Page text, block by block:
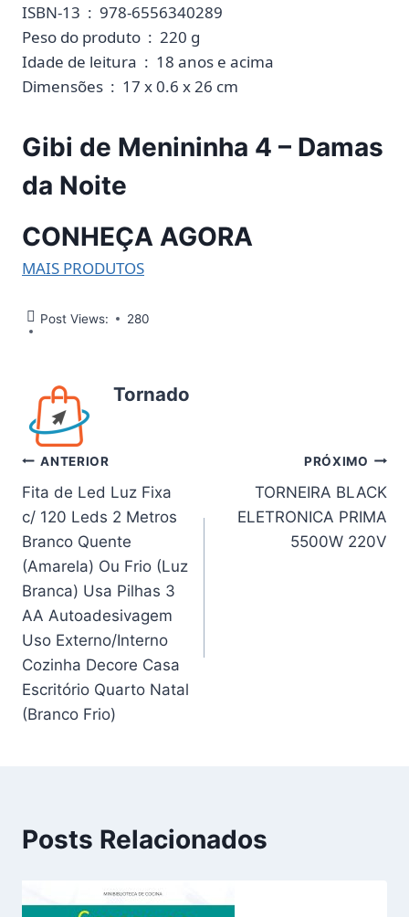
ISBN-13 ‏ : ‎ 978-6556340289
Peso do produto ‏ : ‎ 220 g
Idade de leitura ‏ : ‎ 18 anos e acima
Dimensões ‏ : ‎ 17 x 0.6 x 26 cm
Gibi de Menininha 4 – Damas
da Noite
CONHEÇA AGORA
MAIS PRODUTOS
Post Views: 280
Tornado
Navegação
de
Post
ANTERIOR
Fita de Led Luz Fixa
c/ 120 Leds 2 Metros
Branco Quente
(Amarela) Ou Frio (Luz
Branca) Usa Pilhas 3
AA Autoadesivagem
Uso Externo/Interno
Cozinha Decore Casa
Escritório Quarto Natal
(Branco Frio)
PRÓXIMO
TORNEIRA BLACK
ELETRONICA PRIMA
5500W 220V
Posts Relacionados